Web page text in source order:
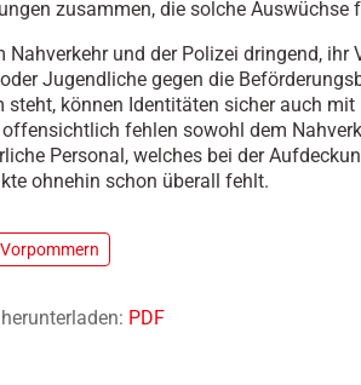
zusammen, die solche Auswüchse
Nahverkehr und der Polizei dringend, ihr
Jugendliche gegen die
steht, können Identitäten sicher auch
offensichtlich fehlen sowohl dem
Personal, welches bei der
ohnehin schon überall fehlt.
PDF